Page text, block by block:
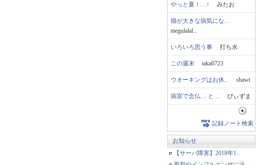
やっと夏！…↑ みたお
猫が大きな病気にな...
megulalal...
いろいろ思う事 打ち水
この週末 taka0723
ウオーキングはお休... shawt
病室で念仏… と ... ぴぃずま
記録ノート検索
お知らせ
【サーバ障害】2018年1...